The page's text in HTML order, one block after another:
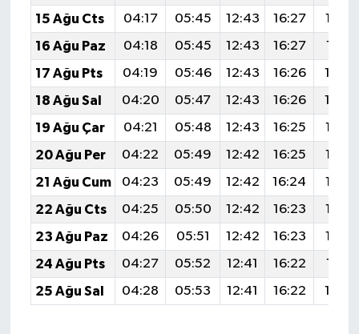
15 Ağu Cts
04:17 05:45 12:43 16:27
19:32
16 Ağu Paz
04:18 05:45 12:43 16:27
19:31
17 Ağu Pts
04:19 05:46 12:43 16:26
19:30
18 Ağu Sal
04:20 05:47 12:43 16:26
19:29
19 Ağu Çar
04:21 05:48 12:43 16:25
19:27
20 Ağu Per
04:22 05:49 12:42 16:25
19:26
21 Ağu Cum
04:23 05:49 12:42 16:24
19:25
22 Ağu Cts
04:25 05:50 12:42 16:23
19:23
23 Ağu Paz
04:26 05:51 12:42 16:23
19:22
24 Ağu Pts
04:27 05:52 12:41 16:22
19:21
25 Ağu Sal
04:28 05:53 12:41 16:22 19:20